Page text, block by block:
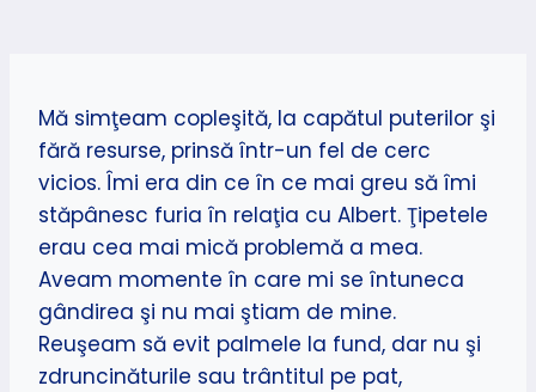
Mă simţeam copleşită, la capătul puterilor şi
fără resurse, prinsă într-un fel de cerc
vicios. Îmi era din ce în ce mai greu să îmi
stăpânesc furia în relaţia cu Albert. Ţipetele
erau cea mai mică problemă a mea.
Aveam momente în care mi se întuneca
gândirea şi nu mai ştiam de mine.
Reuşeam să evit palmele la fund, dar nu şi
zdruncinăturile sau trântitul pe pat,